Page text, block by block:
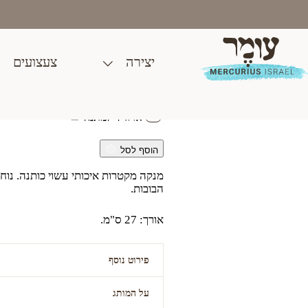
content
יצירה צעצועים
מנקה מקטרות מכותנה –
ארוז לי למתנה
הוסף לסל
מנקה מקטרות איכותי עשוי כותנה.
הבובות.
אורך: 27 ס"מ.
פירוט נוסף
על המותג